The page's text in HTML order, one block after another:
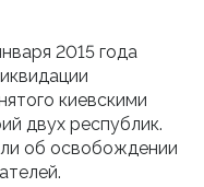
2015 года
киевскими
двух республик.
об освобождении